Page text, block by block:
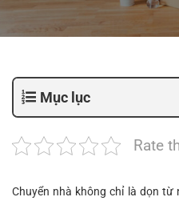
Mục lục
Rate
Chuyển nhà không chỉ là dọn từ